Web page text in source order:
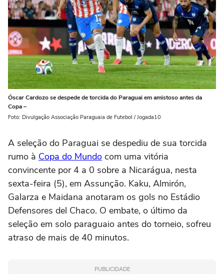
Óscar Cardozo se despede de torcida do Paraguai em amistoso antes da
Copa –
Foto: Divulgação Associação Paraguaia de Futebol / Jogada10
A seleção do Paraguai se despediu de sua torcida
rumo à Copa do Mundo com uma vitória
convincente por 4 a 0 sobre a Nicarágua, nesta
sexta-feira (5), em Assunção. Kaku, Almirón,
Galarza e Maidana anotaram os gols no Estádio
Defensores del Chaco. O embate, o último da
seleção em solo paraguaio antes do torneio, sofreu
atraso de mais de 40 minutos.
PUBLICIDADE